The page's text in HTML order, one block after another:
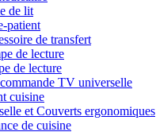
de lit
patient
de transfert
de lecture
de lecture
TV universelle
cuisine
et Couverts ergonomiques
de cuisine